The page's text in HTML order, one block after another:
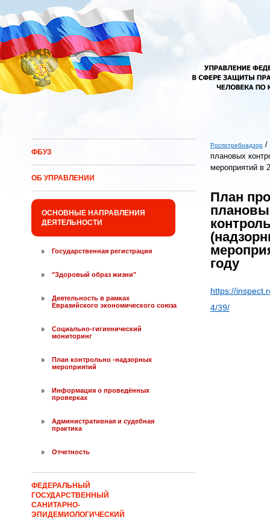
Перейти к основному содержанию
ФБУЗ
ОБ УПРАВЛЕНИИ
ОСНОВНЫЕ НАПРАВЛЕНИЯ
ДЕЯТЕЛЬНОСТИ
Государственная регистрация
"Здоровый образ жизни"
Деятельность в рамках
Евразийского экономического союза
Социально-гигиенический
мониторинг
План контрольно -надзорных
мероприятий
Информация о проведённых
проверках
Административная и судебная
практика
Отчетность
ФЕДЕРАЛЬНЫЙ
ГОСУДАРСТВЕННЫЙ
САНИТАРНО-
ЭПИДЕМИОЛОГИЧЕСКИЙ
Вы здесь
Роспотребнадзор /
плановых
мероприятий в
План
году
https://
4/39/